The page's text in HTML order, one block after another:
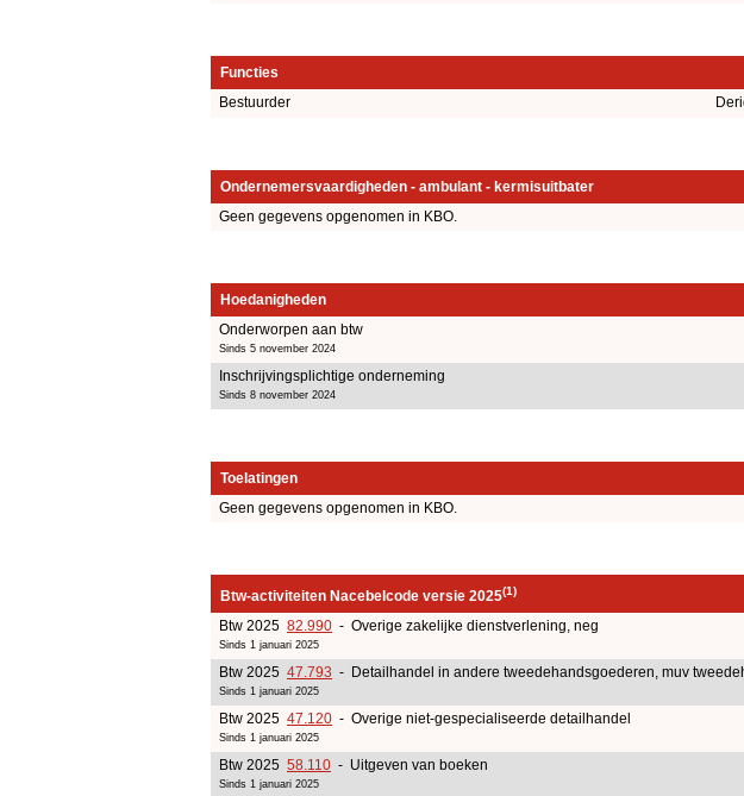
Functies
Bestuurder
Ondernemersvaardigheden - ambulant - kermisuitbater
Geen gegevens opgenomen in KBO.
Hoedanigheden
Onderworpen aan btw
Sinds 5 november 2024
Inschrijvingsplichtige onderneming
Sinds 8 november 2024
Toelatingen
Geen gegevens opgenomen in KBO.
Btw-activiteiten Nacebelcode versie 2025(1)
Btw 2025 82.990 - Overige zakelijke dienstverlening, neg
Sinds 1 januari 2025
Btw 2025 47.793 - Detailhandel in andere tweedehandsgoederen, muv
Sinds 1 januari 2025
Btw 2025 47.120 - Overige niet-gespecialiseerde detailhandel
Sinds 1 januari 2025
Btw 2025 58.110 - Uitgeven van boeken
Sinds 1 januari 2025